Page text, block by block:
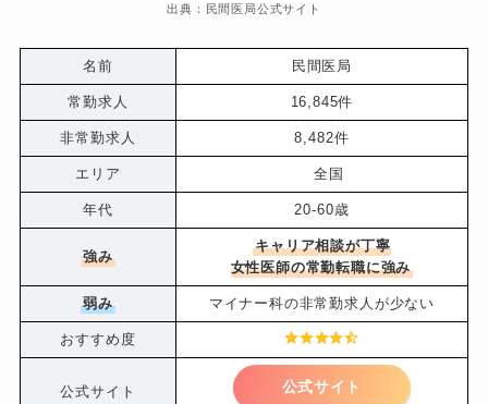
出典：民間医局公式サイト
名前 民間医局
常勤求人 16,845件
非常勤求人 8,482件
エリア 全国
年代 20-60歳
強み
キャリア相談が丁寧
女性医師の常勤転職に強み
弱み マイナー科の非常勤求人が少ない
おすすめ度
公式サイト 公式サイト